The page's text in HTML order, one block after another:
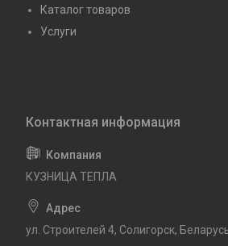
Каталог товаров
Услуги
КУЗНИЦА ТЕПЛА
ул. Строителей 4, Солигорск,